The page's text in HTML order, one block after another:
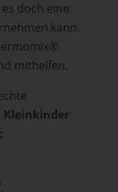
doch eine
kann.
®
mithelfen.
Kleinkinder